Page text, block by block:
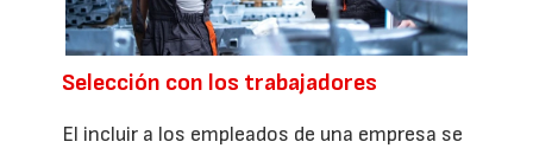
Selección con los trabajadores
El incluir a los empleados de una empresa se